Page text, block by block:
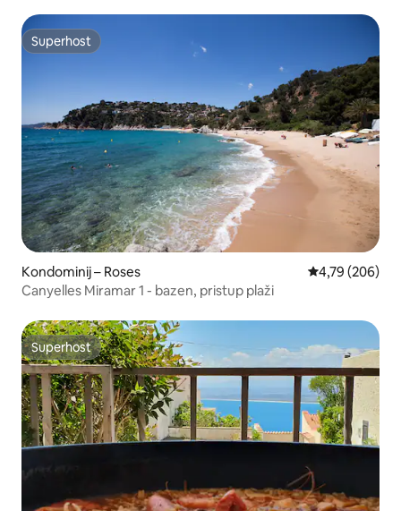
Superhost
Superhost
Kondominij – Roses Prosječna
4,79 (206)
Canyelles Miramar 1 - bazen, pristup plaži
Superhost
Superhost